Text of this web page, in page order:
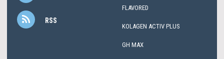
RSS
FLAVORED
KOLAGEN ACTIV PLUS
GH MAX